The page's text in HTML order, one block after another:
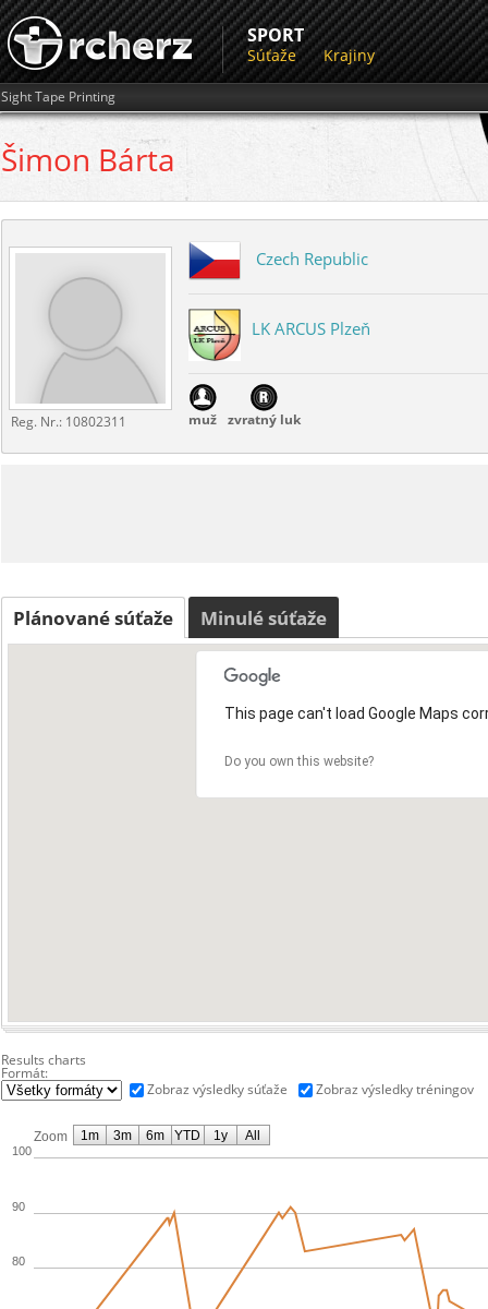
SPORT
Súťaže Krajiny
Sight Tape Printing
Šimon Bárta
Reg. Nr.: 10802311
Czech Republic
LK ARCUS Plzeň
muž zvratný luk
Plánované súťaže Minulé súťaže
This page can't load Google Maps
Do you own this website?
Results charts
Formát:
Zobraz výsledky súťaže
Zobraz výsledky tréningov
Zoom
80
90
100
1m 3m 6m YTD 1y All